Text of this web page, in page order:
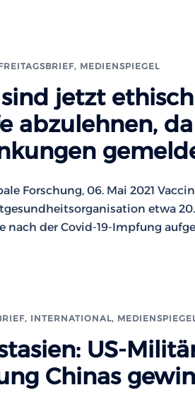
, MEDIENSPIEGEL
jetzt
abzulehnen,
Forschung, 06. Mai 2021
etwa
nach der Covid-19-Impfung
, INTERNATIONAL,
US-
Chinas